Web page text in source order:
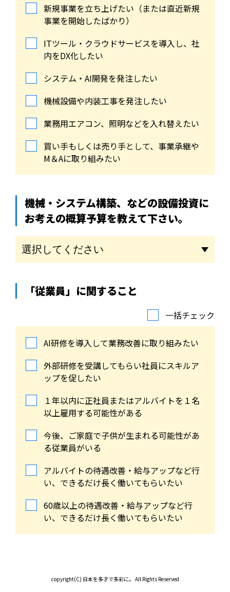
新規事業を立ち上げたい（または直近新規
事業を開始したばかり）
ITツール・クラウドサービスを導入し、社
内をDX化したい
システム・AI開発を発注したい
機械設備や内装工事を発注したい
業務用エアコン、照明などを入れ替えたい
買い手もしくは売り手として、事業承継や
M＆Aに取り組みたい
機械・システム構築、などの設備投資に
お考えの概算予算を教えて下さい。
「従業員」に関すること
一括チェック
AI研修を導入して業務改善に取り組みたい
外部研修を受講してもらい社員にスキルア
ップを促したい
１年以内に正社員またはアルバイトを１名
以上雇用する可能性がある
今後、ご家庭で子供が生まれる可能性があ
る従業員がいる
アルバイトの待遇改善・給与アップなど行
い、できるだけ長く働いてもらいたい
60歳以上の待遇改善・給与アップなど行
い、できるだけ長く働いてもらいたい
copyright(C) 日本を多才で多彩に。 All Rights Reserved